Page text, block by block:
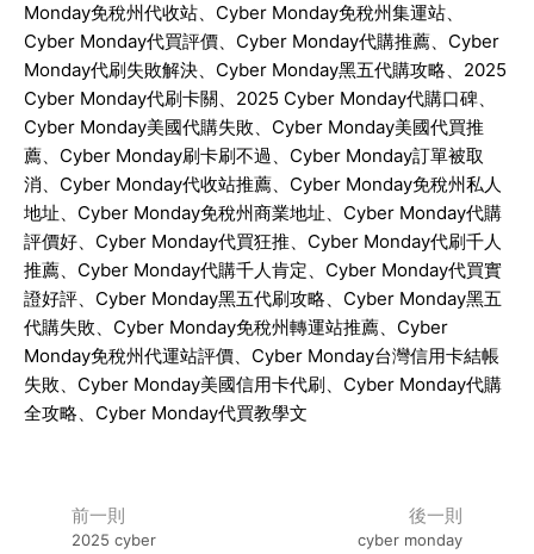
Monday免稅州代收站、 Cyber Monday免稅州集運站、
Cyber Monday代買評價、 Cyber Monday代購推薦、 Cyber
Monday代刷失敗解決、 Cyber Monday黑五代購攻略、 2025
Cyber Monday代刷卡關、 2025 Cyber Monday代購口碑、
Cyber Monday美國代購失敗、 Cyber Monday美國代買推
薦、 Cyber Monday刷卡刷不過、 Cyber Monday訂單被取
消、 Cyber Monday代收站推薦、 Cyber Monday免稅州私人
地址、 Cyber Monday免稅州商業地址、 Cyber Monday代購
評價好、 Cyber Monday代買狂推、 Cyber Monday代刷千人
推薦、 Cyber Monday代購千人肯定、 Cyber Monday代買實
證好評、 Cyber Monday黑五代刷攻略、 Cyber Monday黑五
代購失敗、 Cyber Monday免稅州轉運站推薦、 Cyber
Monday免稅州代運站評價、 Cyber Monday台灣信用卡結帳
失敗、 Cyber Monday美國信用卡代刷、 Cyber Monday代購
全攻略、 Cyber Monday代買教學文
前一則
2025 cyber
後一則
cyber monday